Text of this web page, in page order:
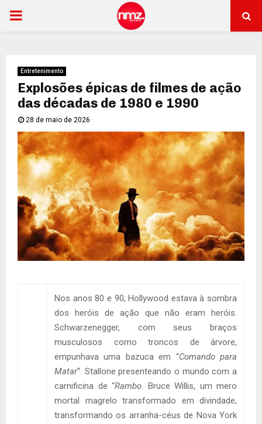
PRIMARY
Entretenimento
Explosões épicas de filmes de ação
das décadas de 1980 e 1990
28 de maio de 2026
Nos anos 80 e 90, Hollywood estava à sombra
dos heróis de ação que não eram heróis.
Schwarzenegger, com seus braços
musculosos como troncos de árvore,
empunhava uma bazuca em “Comando para
Matar“. Stallone presenteando o mundo com a
carnificina de “Rambo. Bruce Willis, um mero
mortal magrelo transformado em divindade,
transformando os arranha-céus de Nova York